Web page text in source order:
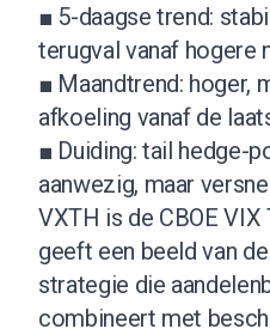
■ 5-daagse trend:
terugval vanaf hogere
■ Maandtrend: hoger,
afkoeling vanaf de
■ Duiding: tail hedge-
aanwezig, maar
VXTH is de CBOE
geeft een beeld van
strategie die
combineert met